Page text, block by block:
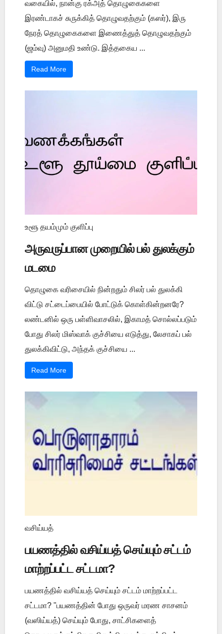
வகையில், நான்கு ரக்அத் தொழுகைகளை
இரண்டாகச் சுருக்கித் தொழுவதற்கும் (கஸர்), இரு
நேரத் தொழுகைகளை இணைத்துத் தொழுவதற்கும்
(ஜம்வு) அனுமதி உண்டு. இத்தகைய ...
Read More
உளூ தயம்மும் குளிப்பு
அருவருப்பான முறையில் பல் துலக்கும்
மடமை
தொழுகை வரிசையில் நின்றதும் சிலர் பல் துலக்கி
விட்டு சட்டைப்பையில் போட்டுக் கொள்கின்றனரே?
லண்டனில் ஒரு பள்ளிவாசலில், இகாமத் சொல்லப்படும்
போது சிலர் மிஸ்வாக் குச்சியை எடுத்து, லேசாகப் பல்
துலக்கிவிட்டு, அந்தக் குச்சியை ...
Read More
வசிய்யத்
பயணத்தில் வசிய்யத் செய்யும் சட்டம்
மாற்றப்பட்ட சட்டமா?
பயணத்தில் வசிய்யத் செய்யும் சட்டம் மாற்றப்பட்ட
சட்டமா? "பயணத்தின் போது ஒருவர் மரண சாசனம்
(வஸிய்யத்) செய்யும் போது, சாட்சிகளைத்